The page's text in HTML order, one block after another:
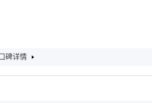
碑详情